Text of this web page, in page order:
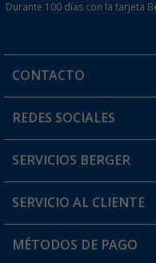
Durante 100 días con la tarjeta
CONTACTO
Horario de atención al cliente:
¿Tienes alguna duda?
REDES SOCIALES
SERVICIOS BERGER
Conviértete en distribuidor
Mi cuenta
SERVICIO AL CLIENTE
FAQ y Contacto
MÉTODOS DE PAGO